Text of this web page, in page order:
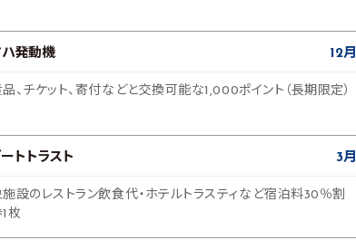
ハ発動機 12月
、チケット、寄付などと交換可能な1,000ポイント（長期限定）
トトラスト 3月
設のレストラン飲食代・ホテルトラスティなど宿泊料30％割
枚